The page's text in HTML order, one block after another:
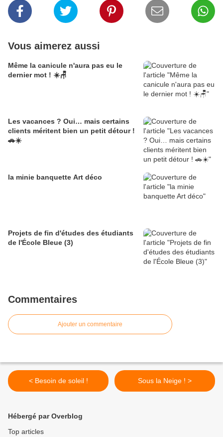
Vous aimerez aussi
Même la canicule n'aura pas eu le
dernier mot ! ☀️🪑
Les vacances ? Oui… mais certains
clients méritent bien un petit détour !
🚗☀️
la minie banquette Art déco
Projets de fin d'études des étudiants
de l'École Bleue (3)
Commentaires
Ajouter un commentaire
< Besoin de soleil ! Sous la Neige ! >
Hébergé par Overblog
Top articles